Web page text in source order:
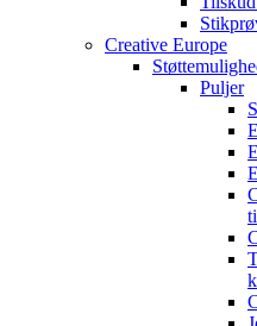
Creative Europe
Puljer